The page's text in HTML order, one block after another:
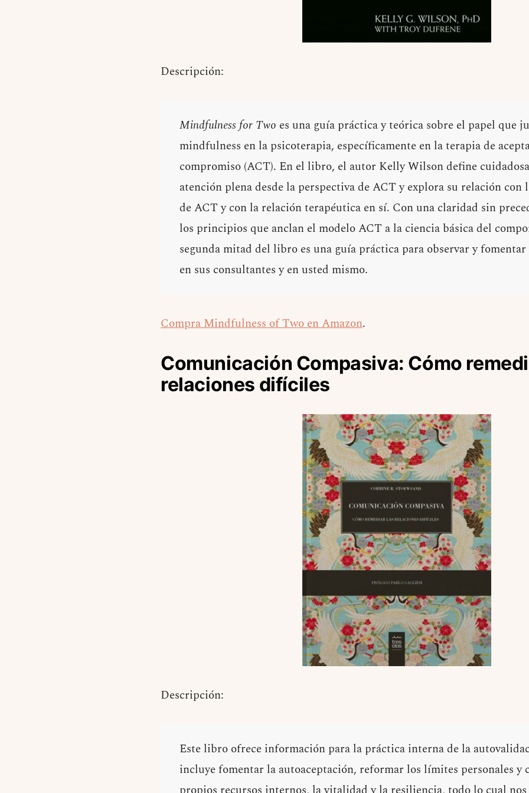
Descripción:
Mindfulness for Two es una guía práctica y teórica sobre el papel que
mindfulness en la psicoterapia, específicamente en la terapia de
compromiso (ACT). En el libro, el autor Kelly Wilson define
atención plena desde la perspectiva de ACT y explora su relación con
de ACT y con la relación terapéutica en sí. Con una claridad sin
los principios que anclan el modelo ACT a la ciencia básica del
segunda mitad del libro es una guía práctica para observar y
en sus consultantes y en usted mismo.
Compra Mindfulness of Two en Amazon.
Comunicación Compasiva: Cómo
relaciones difíciles
Descripción:
Este libro ofrece información para la práctica interna de la
incluye fomentar la autoaceptación, reformar los límites personales y